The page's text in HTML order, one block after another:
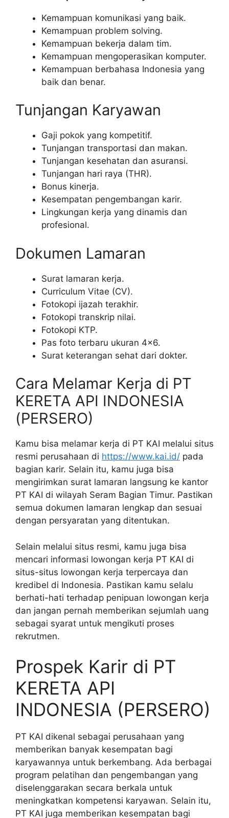
Kemampuan komunikasi yang baik.
Kemampuan problem solving.
Kemampuan bekerja dalam tim.
Kemampuan mengoperasikan komputer.
Kemampuan berbahasa Indonesia yang
baik dan benar.
Tunjangan Karyawan
Gaji pokok yang kompetitif.
Tunjangan transportasi dan makan.
Tunjangan kesehatan dan asuransi.
Tunjangan hari raya (THR).
Bonus kinerja.
Kesempatan pengembangan karir.
Lingkungan kerja yang dinamis dan
profesional.
Dokumen Lamaran
Surat lamaran kerja.
Curriculum Vitae (CV).
Fotokopi ijazah terakhir.
Fotokopi transkrip nilai.
Fotokopi KTP.
Pas foto terbaru ukuran 4×6.
Surat keterangan sehat dari dokter.
Cara Melamar Kerja di PT
KERETA API INDONESIA
(PERSERO)
Kamu bisa melamar kerja di PT KAI melalui situs
resmi perusahaan di https://www.kai.id/ pada
bagian karir. Selain itu, kamu juga bisa
mengirimkan surat lamaran langsung ke kantor
PT KAI di wilayah Seram Bagian Timur. Pastikan
semua dokumen lamaran lengkap dan sesuai
dengan persyaratan yang ditentukan.
Selain melalui situs resmi, kamu juga bisa
mencari informasi lowongan kerja PT KAI di
situs-situs lowongan kerja terpercaya dan
kredibel di Indonesia. Pastikan kamu selalu
berhati-hati terhadap penipuan lowongan kerja
dan jangan pernah memberikan sejumlah uang
sebagai syarat untuk mengikuti proses
rekrutmen.
Prospek Karir di PT
KERETA API
INDONESIA (PERSERO)
PT KAI dikenal sebagai perusahaan yang
memberikan banyak kesempatan bagi
karyawannya untuk berkembang. Ada berbagai
program pelatihan dan pengembangan yang
diselenggarakan secara berkala untuk
meningkatkan kompetensi karyawan. Selain itu,
PT KAI juga memberikan kesempatan bagi